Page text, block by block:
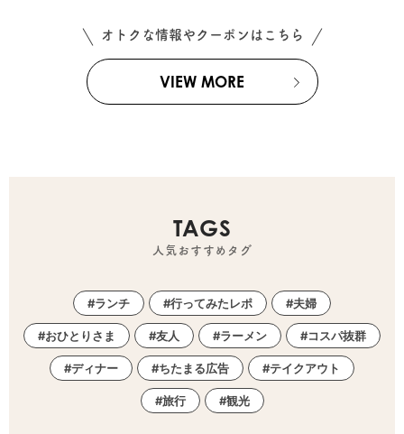
オトクな情報やクーポンはこちら
VIEW MORE
TAGS
人気おすすめタグ
ランチ 行ってみたレポ 夫婦
おひとりさま 友人 ラーメン コスパ抜群
ディナー ちたまる広告 テイクアウト
旅行 観光